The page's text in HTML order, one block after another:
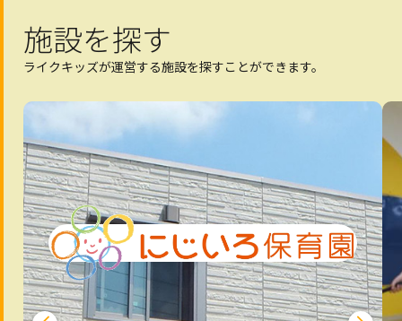
施設を探す
ライクキッズが運営する施設を探すことができます。